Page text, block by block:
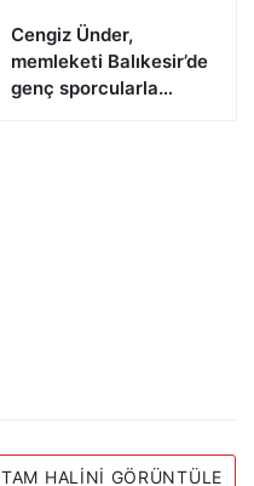
Cengiz Ünder,
memleketi Balıkesir’de
genç sporcularla
TAM HALINI GÖRÜNTÜLE